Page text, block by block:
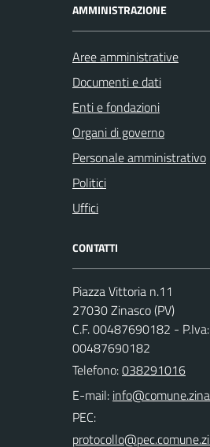
AMMINISTRAZIONE
Aree amministrative
Documenti e dati
Enti e fondazioni
Organi di governo
Personale amministrativo
Politici
Uffici
CONTATTI
Piazza Vittoria n.11
27030 Zinasco (PV)
C.F. 00487690182 - P.Iva:
00487690182
Telefono:038291016
E-mail:
PEC: